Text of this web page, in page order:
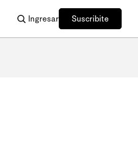
Ingresar Suscribite